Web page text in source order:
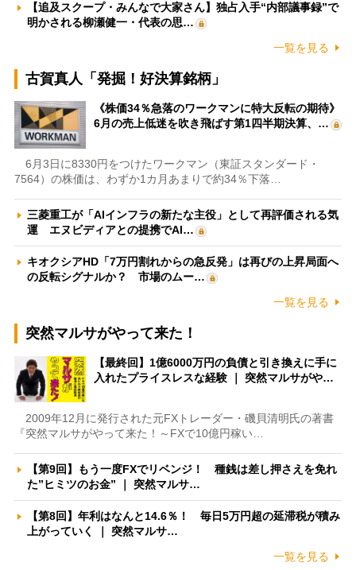
【追及スクープ・みんなで大家さん】独占入手“内部議事録”で
明かされる柳瀬健一・代表の思…
一覧を見る
古賀真人「発掘！好決算銘柄」
《株価34％急落のワークマンに特大反転の期待》
6月の売上低迷を吹き飛ばす第1四半期決算、…
6月3日に8330円をつけたワークマン（東証スタンダード・
7564）の株価は、わずか1カ月あまりで約34％下落…
三菱重工が「AIインフラの新たな主役」として再評価される気
運 エヌビディアとの提携でAI…
キオクシアHD「7万円割れからの急反発」は再びの上昇局面へ
の反転シグナルか？ 市場のムー…
一覧を見る
突然マルサがやって来た！
【最終回】1億6000万円の負債と引き換えに手に
入れたプライスレスな経験 ｜ 突然マルサがや…
2009年12月に発行された元FXトレーダー・磯貝清明氏の著書
『突然マルサがやって来た！～FXで10億円稼い…
【第9回】もう一度FXでリベンジ！ 種銭は差し押さえを免れ
た”ヒミツのお金” ｜ 突然マルサ…
【第8回】年利はなんと14.6％！ 毎日5万円超の延滞税が積み
上がっていく ｜ 突然マルサ…
一覧を見る